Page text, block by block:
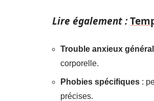
Lire également :
Trouble anxieux
corporelle.
Phobies spécifiques :
précises.